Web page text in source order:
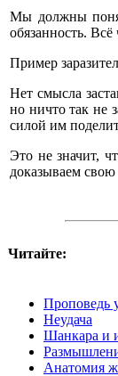
Мы должны
обязанность.
Пример
Нет смысла
но ничто так не
силой им
Это не значит,
доказываем
Читайте:
Проповедь
Неудача
Шанкара и
Анатомия